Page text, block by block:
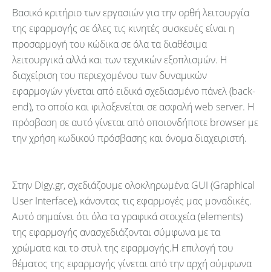
Βασικό κριτήριο των εργασιών για την ορθή λειτουργία
της εφαρμογής σε όλες τις κινητές συσκευές είναι η
προσαρμογή του κώδικα σε όλα τα διαθέσιμα
λειτουργικά αλλά και των τεχνικών εξοπλισμών. Η
διαχείριση του περιεχομένου των δυναμικών
εφαρμογών γίνεται από ειδικά σχεδιασμένο πάνελ (back-
end), το οποίο και φιλοξενείται σε ασφαλή web server. Η
πρόσβαση σε αυτό γίνεται από οποιονδήποτε browser με
την χρήση κωδικού πρόσβασης και όνομα διαχειριστή.
Στην Digy.gr, σχεδιάζουμε ολοκληρωμένα GUI (Graphical
User Interface), κάνοντας τις εφαρμογές μας μοναδικές.
Αυτό σημαίνει ότι όλα τα γραφικά στοιχεία (elements)
της εφαρμογής ανασχεδιάζονται σύμφωνα με τα
χρώματα και το στυλ της εφαρμογής.Η επιλογή του
θέματος της εφαρμογής γίνεται από την αρχή σύμφωνα